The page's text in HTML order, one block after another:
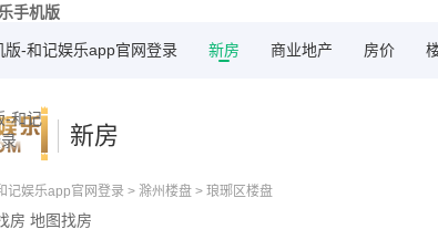
手机版
版-和记娱乐app官网登录 新房 商业地产 房价
-和记
新房
记娱乐app官网登录 > 滁州楼盘 > 琅琊区楼盘
房 地图找房